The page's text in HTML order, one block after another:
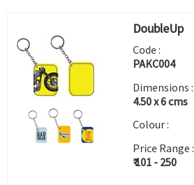
DoubleUp
Code :
PAKC004
Dimensions :
4.50 x 6 cms
Colour :
Price Range :
₹ 101 - 250